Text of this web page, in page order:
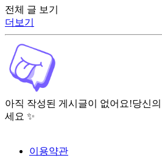
전체 글 보기
더보기
아직 작성된 게시글이 없어요!당신
세요 ✨
이용약관